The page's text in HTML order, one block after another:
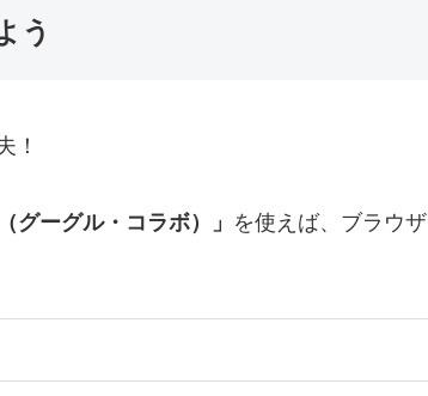
う
！
グーグル・コラボ）」
を使えば、ブラウザ